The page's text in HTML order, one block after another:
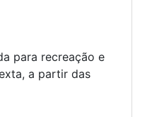
para recreação e
a partir das